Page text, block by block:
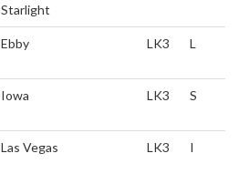
Starlight
Ebby LK3 L
Iowa LK3 S
Las Vegas LK3 I